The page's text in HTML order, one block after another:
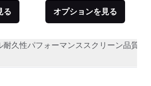
る オプションを見る
耐久性パフォーマンススクリーン品質